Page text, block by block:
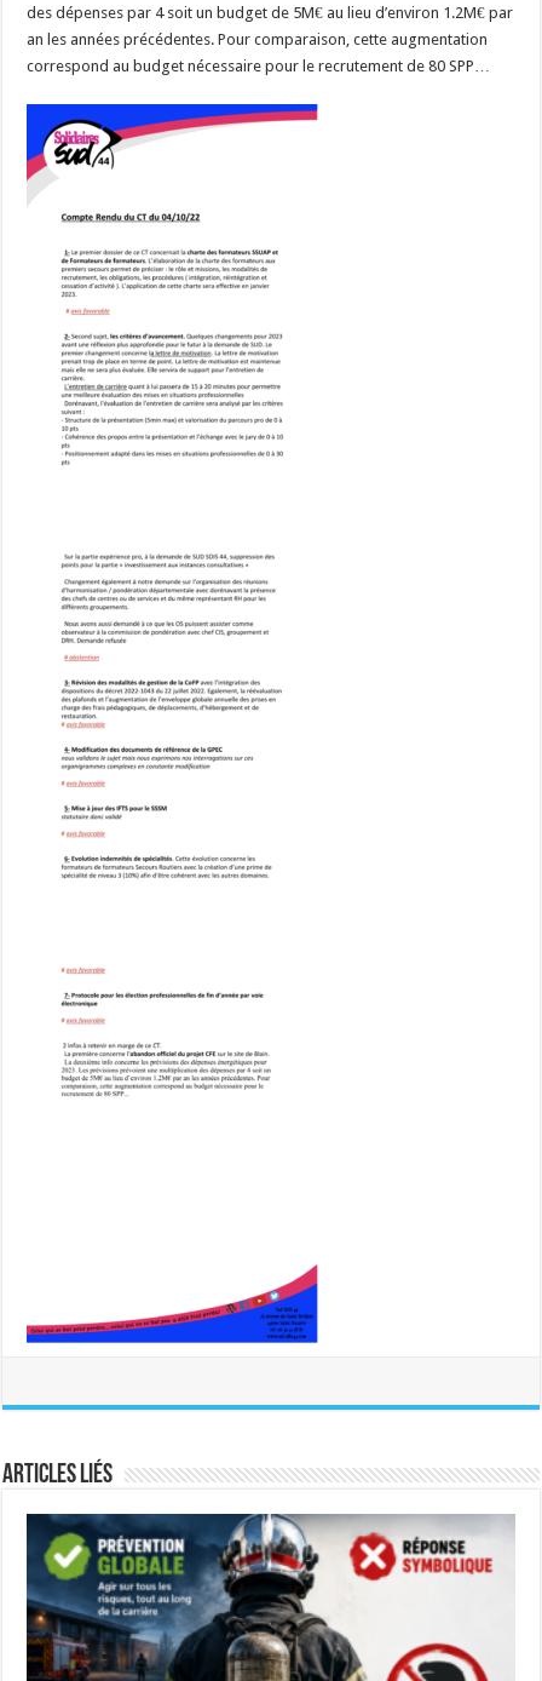
des dépenses par 4 soit un budget de 5M€ au lieu d’environ 1.2M€ par
an les années précédentes. Pour comparaison, cette augmentation
correspond au budget nécessaire pour le recrutement de 80 SPP…
Articles liés